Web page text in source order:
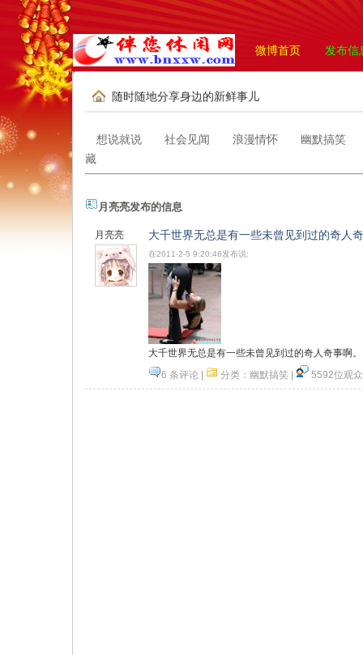
微博首页 发布信
随时随地分享身边的新鲜事儿
想说就说 社会见闻 浪漫情怀
幽默搞笑
藏
月亮亮发布的信息
月亮亮 大千世界无总是有一些未曾见到过的奇人
在2011-2-5 9:20:46发布说:
大千世界无总是有一些未曾见到过的奇人奇事啊
6 条评论
分类： 幽默搞笑
5592位观众
顶一下